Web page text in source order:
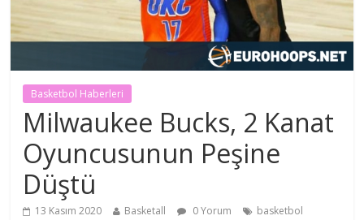
Basketbol Haberleri
Milwaukee Bucks, 2 Kanat
Oyuncusunun Peşine
Düştü
13 Kasım 2020 Basketall 0 Yorum
basketbol